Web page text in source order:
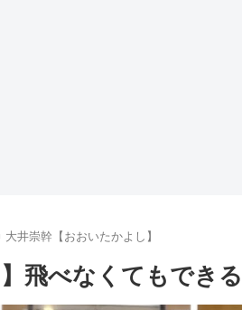
大井崇幹【おおいたかよし】
】飛べなくてもでき